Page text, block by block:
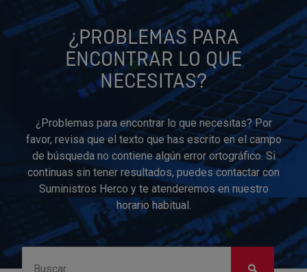
¿PROBLEMAS PARA
ENCONTRAR LO QUE
NECESITAS?
¿Problemas para encontrar lo que necesitas? Por
favor, revisa que el texto que has escrito en el campo
de búsqueda no contiene algún error ortográfico. Si
continuas sin tener resultados, puedes contactar con
Suministros Herco y te atenderemos en nuestro
horario habitual.